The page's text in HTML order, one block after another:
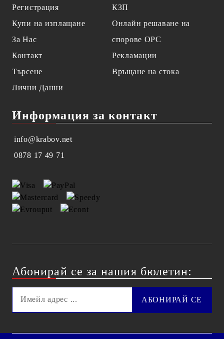
Регистрация
Купи на изплащане
За Нас
Контакт
Търсене
Лични Данни
КЗП
Онлайн решаване на
спорове OPC
Рекламации
Връщане на стока
Информация за контакт
info@krabov.net
0878 17 49 71
Абонирай се за нашия бюлетин: